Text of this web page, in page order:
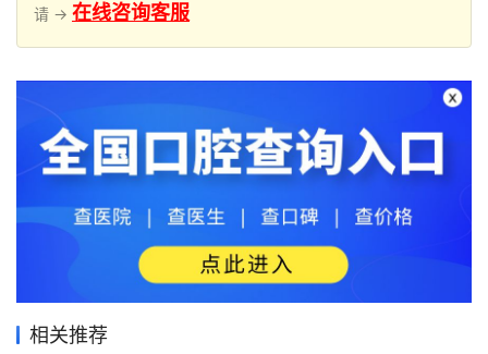
请 → 在线咨询客服
相关推荐